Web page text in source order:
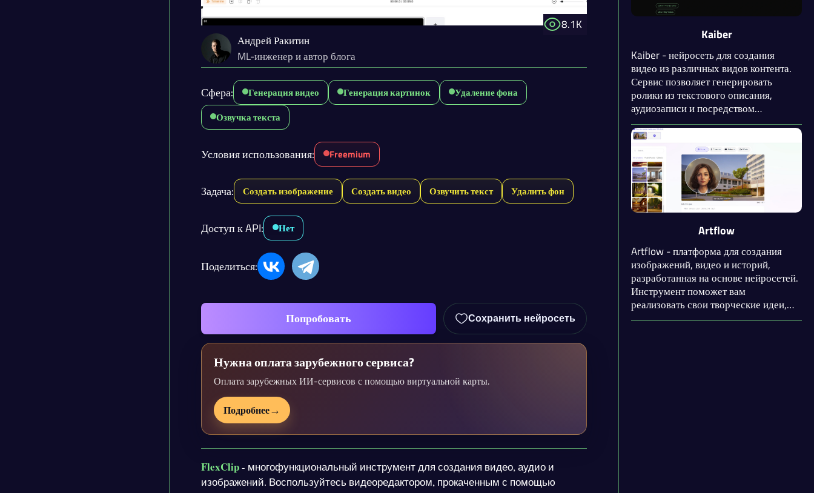
8.1K
Андрей Ракитин
ML-инженер и автор блога
Сфера: Генерация видео Генерация картинок
Удаление фона
Озвучка текста
Условия использования: Freemium
Задача: Создать изображение Создать видео Озвучить текст Удалить фон
Доступ к API: Нет
Поделиться:
Попробовать Сохранить нейросеть
Нужна оплата зарубежного сервиса?
Оплата зарубежных ИИ-сервисов с помощью виртуальной карты.
Подробнее→
FlexClip- многофункциональный инструмент для создания видео, аудио и
изображений. Воспользуйтесь видеоредактором, прокаченным с помощью
Kaiber
Kaiber - нейросеть для создания
видео из различных видов контента.
Сервис позволяет генерировать
ролики из текстового описания,
аудиозаписи и посредством
оживления изображений. Кроме того,
доступно изменения стиля ваших
видео. После окончания работы
нейросети Kaiber может увеличить
разрешение видеоролика в 2 или 4
раза.
Artflow
Artflow - платформа для создания
изображений, видео и историй,
разработанная на основе нейросетей.
Инструмент поможет вам
реализовать свои творческие идеи,
сэкономив уйму времени. Artflow